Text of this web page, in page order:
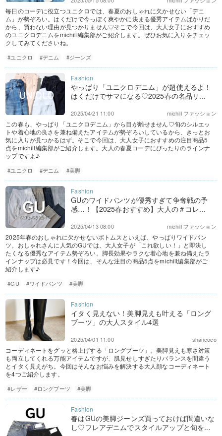
毎日のコーデに役立つユニクロでは、春夏のおしゃれに欠かせない「デニ
ム」が勢ぞろい。はくだけで今っぽく爽やかに決まる優秀アイテムばかりだ
から、買わない理由が見つかりません♡そこで今回は、大人女子におすすめ
のユニクロデニムをmichill編集部がご紹介します。ぜひお気に入りをチェッ
クしてみてくださいね。
#ユニクロ #デニム #ジーンズ
やっぱり「ユニクロデニム」が超使えるよ！
はくだけでサマになる♡2025春の名品リ...
michill ファッション
2025/04/21 11:00
この春も、やっぱり「ユニクロデニム」から目が離せません♡旬のシルエッ
トや着心地の良さを兼ね備えたアイテムが勢ぞろいしているから、きっとお
気に入りが見つかるはず。そこで今回は、大人女子におすすめの注目商品5
点をmichill編集部がご紹介します。大人の春夏コーデにぴったりのラインナ
ップですよ♪
#ユニクロ #デニム #美脚
GUのワイドパンツが優秀すぎて争奪戦の予
感…！【2025春おすすめ】大人の＃コレ...
michill ファッション
2025/04/13 08:00
2025年春のおしゃれに欠かせないボトムスといえば、やっぱりワイドパン
ツ。おしゃれさんに人気のGUでは、大人女子が「これ欲しい！」と即決し
たくなる優秀なアイテム勢ぞろい。脚長効果やラクな着心地を兼ね備えたラ
インナップは必見です！今回は、そんな注目の商品5点をmichill編集部がご
紹介します♪
#GU #ワイドパンツ #美脚
イタく見えない！美脚見えも叶える「ロング
ブーツ」の大人スタイル4選
shancoco
2025/04/01 11:00
コーディネートをグッと格上げする「ロングブーツ」。美脚見えも寒さ対策
も両立してくれる万能アイテムですが、肌見せしすぎたりバランスを間違う
とイタく見えがち。今回はそんなお悩みを解決する大人顔なコーディネート
を4つご紹介します。
#レザー #ロングブーツ #美脚
春はGUの美脚ジーンズ買っておけば間違いな
し♡フレアデニムでスタイルアップと旬を...